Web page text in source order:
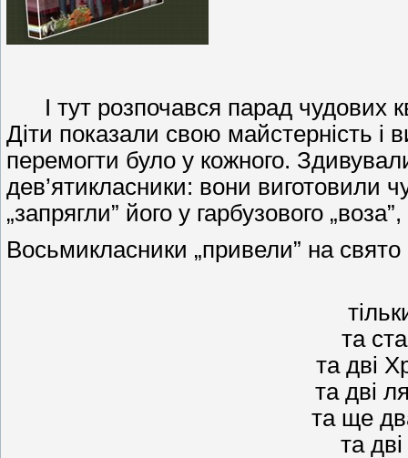
І тут розпочався парад чудових
Діти показали свою майстерність і
перемогти було у кожного.
дев’ятикласники: вони виготовили
„запрягли” його у гарбузового
Восьмикласники „привели” на
та
та дві
та дві
та ще
та дві